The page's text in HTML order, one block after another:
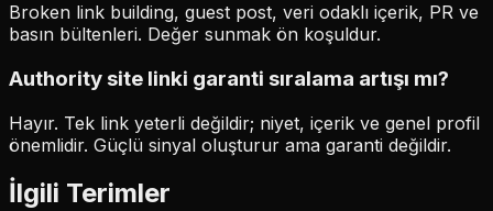
Broken link building, guest post, veri odaklı içerik, PR ve
basın bültenleri. Değer sunmak ön koşuldur.
Authority site linki garanti sıralama artışı mı?
Hayır. Tek link yeterli değildir; niyet, içerik ve genel profil
önemlidir. Güçlü sinyal oluşturur ama garanti değildir.
İlgili Terimler